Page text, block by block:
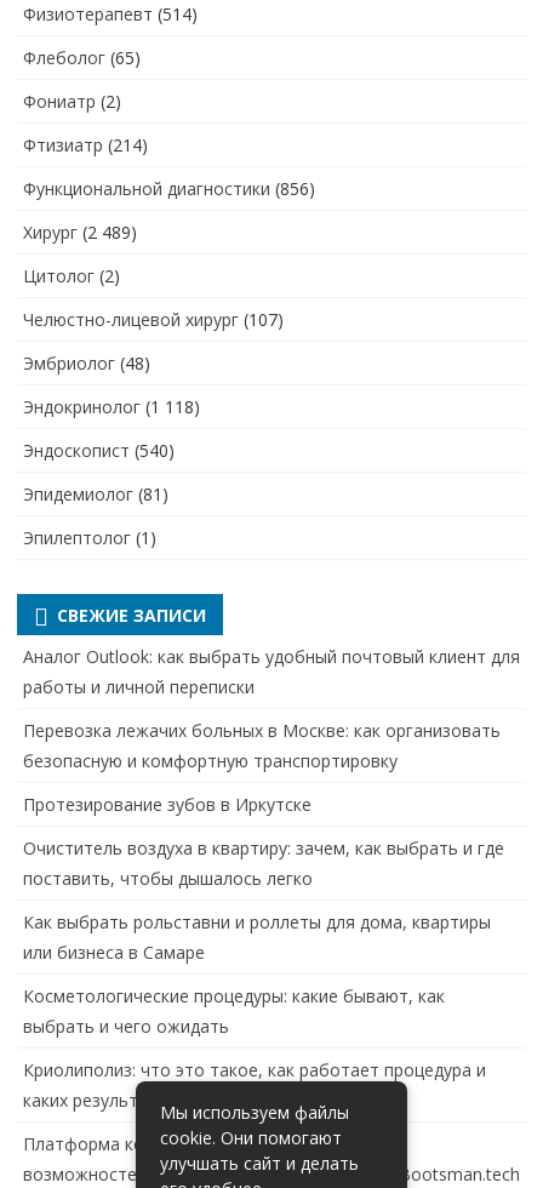
Физиотерапевт (514)
Флеболог (65)
Фониатр (2)
Фтизиатр (214)
Функциональной диагностики (856)
Хирург (2 489)
Цитолог (2)
Челюстно-лицевой хирург (107)
Эмбриолог (48)
Эндокринолог (1 118)
Эндоскопист (540)
Эпидемиолог (81)
Эпилептолог (1)
СВЕЖИЕ ЗАПИСИ
Аналог Outlook: как выбрать удобный почтовый клиент для
работы и личной переписки
Перевозка лежачих больных в Москве: как организовать
безопасную и комфортную транспортировку
Протезирование зубов в Иркутске
Очиститель воздуха в квартиру: зачем, как выбрать и где
поставить, чтобы дышалось легко
Как выбрать рольставни и роллеты для дома, квартиры
или бизнеса в Самаре
Косметологические процедуры: какие бывают, как
выбрать и чего ожидать
Криолиполиз: что это такое, как работает процедура и
каких результатов ждать
Платформа контейнеризации в России: обзор
возможностей и перспектив развития сайта Bootsman.tech
Мы используем файлы
cookie. Они помогают
улучшать сайт и делать